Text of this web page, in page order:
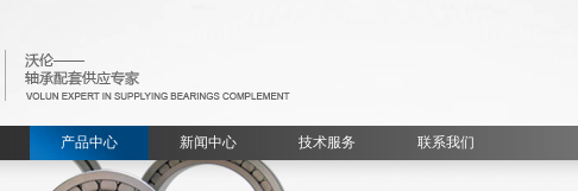
产品中心 新闻中心 技术服务 联系我们